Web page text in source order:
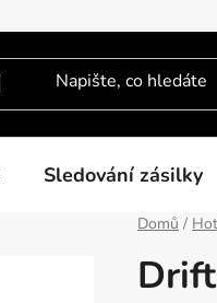
Sledování zásilky
Domů /